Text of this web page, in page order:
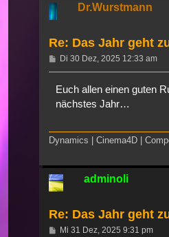
Dr.Wurstmann
Re: Das Jahr geht
Beitrag
Di 30 Dez, 2025 12:33 am
Euch allen einen guten
nächstes Jahr…
Dynamics | Cinema4D |
adminoli
Re: Das Jahr geht
Beitrag
Mi 31 Dez, 2025 9:31 pm